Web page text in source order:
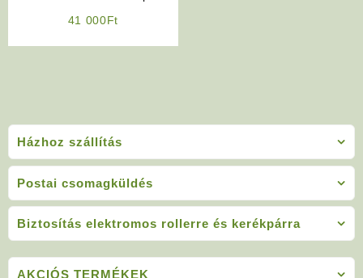
Házhoz szállítás
Postai csomagküldés
Biztosítás elektromos rollerre és kerékpárra
41 000Ft
AKCIÓS TERMÉKEK